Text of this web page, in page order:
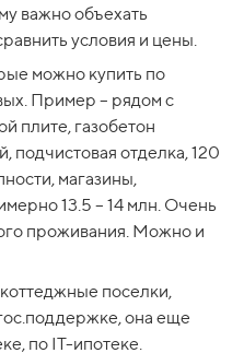
важно объехать
условия и цены.
можно купить по
Пример – рядом с
плите, газобетон
подчистовая отделка, 120
магазины,
13.5 – 14 млн. Очень
проживания. Можно и
поселки,
она еще
по IT-ипотеке.